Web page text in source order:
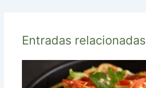
Entradas relacionadas